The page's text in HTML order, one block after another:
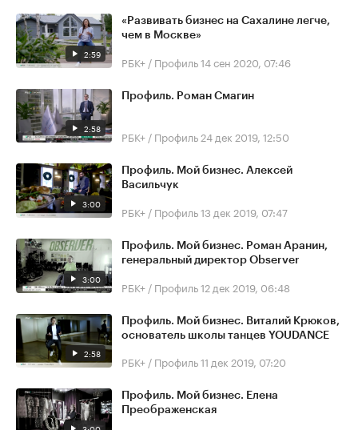
2:59
«Развивать бизнес на Сахалине легче,
чем в Москве»
РБК+ / Профиль14 сен 2020, 07:46
2:58
Профиль. Роман Смагин
РБК+ / Профиль 24 дек 2019, 12:50
3:00
Профиль. Мой бизнес. Алексей
Васильчук
РБК+ / Профиль13 дек 2019, 07:47
3:00
Профиль. Мой бизнес. Роман Аранин,
генеральный директор Observer
РБК+ / Профиль12 дек 2019, 06:48
2:58
Профиль. Мой бизнес. Виталий Крюков,
основатель школы танцев YOUDANCE
РБК+ / Профиль11 дек 2019, 07:20
Профиль. Мой бизнес. Елена
Преображенская